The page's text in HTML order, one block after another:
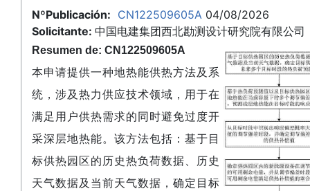
NºPublicación: CN122509605A 04/08/2026
Solicitante: 中国电建集团西北勘测设计研究院有限公司
Resumen de: CN122509605A
本申请提供一种地热能供热方法及系
统，涉及热力供应技术领域，用于在
满足用户供热需求的同时避免过度开
采深层地热能。该方法包括：基于目
标供热园区的历史热负荷数据、历史
天气数据及当前天气数据，确定目标